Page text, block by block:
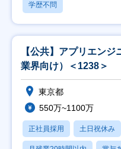
学歴不問
【公共】アプリエン
業界向け）＜1238＞
東京都
550万~1100万
正社員採用 土日祝休み